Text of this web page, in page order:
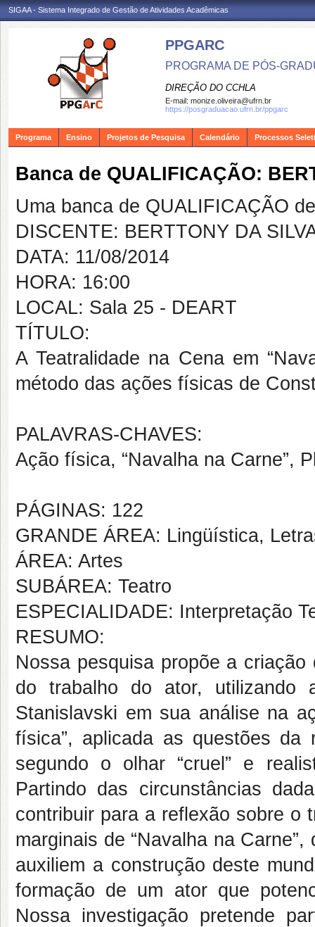
SIGAA - Sistema Integrado de Gestão de Atividades Acadêmicas
PPGARC
PROGRAMA DE PÓS-
DIREÇÃO DO CCHLA
E-mail: monize.oliveira@ufrn.br
https://posgraduacao.ufrn.br/ppgarc
Programa Ensino Projetos de Pesquisa Calendário Processos
Banca de QUALIFICAÇÃO:
Uma banca de QUALIFICAÇÃO
DISCENTE: BERTTONY DA
DATA: 11/08/2014
HORA: 16:00
LOCAL: Sala 25 - DEART
TÍTULO:
A Teatralidade na Cena em
método das ações físicas de
PALAVRAS-CHAVES:
Ação física, “Navalha na Carne”,
PÁGINAS: 122
GRANDE ÁREA: Lingüística,
ÁREA: Artes
SUBÁREA: Teatro
ESPECIALIDADE: Interpretação
RESUMO:
Nossa pesquisa propõe a
do trabalho do ator, utilizando
Stanislavski em sua análise na
física”, aplicada as questões da
segundo o olhar “cruel” e
Partindo das circunstâncias
contribuir para a reflexão sobre o
marginais de “Navalha na
auxiliem a construção deste
formação de um ator que
Nossa investigação pretende